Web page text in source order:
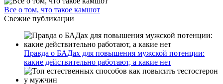
Все о том, что такое камшот
Свежие публикации
Правда о БАДах для повышения мужской потенции:
какие действительно работают, а какие нет